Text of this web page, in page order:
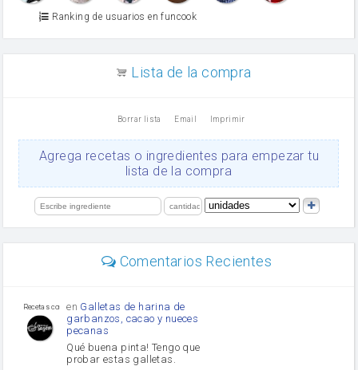
Azúcar moreno
Zumo de limón
arroz
Ajos
salsa de soja
limón
Ranking de usuarios en funcook
Lista de la compra
Borrar lista Email Imprimir
Agrega recetas o ingredientes para empezar tu
lista de la compra
Comentarios Recientes
Recetas con sazon
en Galletas de harina de
garbanzos, cacao y nueces
pecanas
Qué buena pinta! Tengo que
probar estas galletas.